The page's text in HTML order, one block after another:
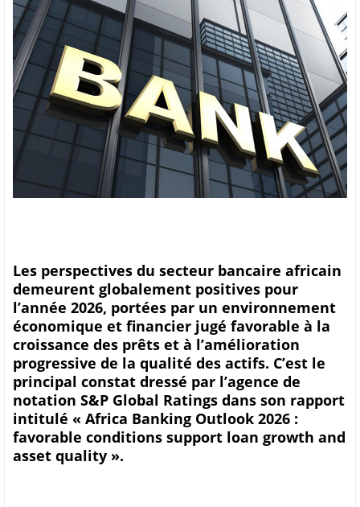
Les perspectives du secteur bancaire africain
demeurent globalement positives pour
l’année 2026, portées par un environnement
économique et financier jugé favorable à la
croissance des prêts et à l’amélioration
progressive de la qualité des actifs. C’est le
principal constat dressé par l’agence de
notation S&P Global Ratings dans son rapport
intitulé « Africa Banking Outlook 2026 :
favorable conditions support loan growth and
asset quality ».